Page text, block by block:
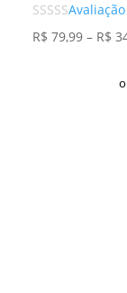
R$ 79,99 – R$